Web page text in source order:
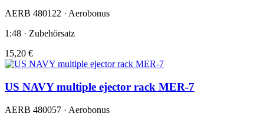
AERB 480122 · Aerobonus
1:48 · Zubehörsatz
15,20 €
US NAVY multiple ejector rack MER-7
AERB 480057 · Aerobonus